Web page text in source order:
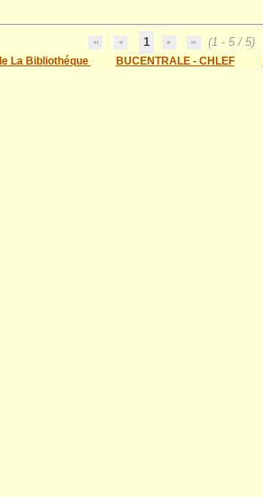
1 (1 - 5 / 5)
La Bibliothéque BUCENTRALE - CHLEF